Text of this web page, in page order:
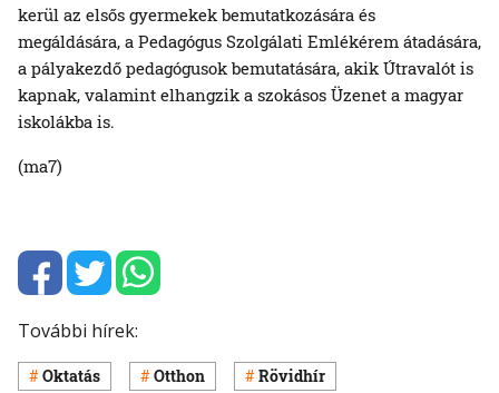
kerül az elsős gyermekek bemutatkozására és
megáldására, a Pedagógus Szolgálati Emlékérem átadására,
a pályakezdő pedagógusok bemutatására, akik Útravalót is
kapnak, valamint elhangzik a szokásos Üzenet a magyar
iskolákba is.
(ma7)
További hírek:
Oktatás Otthon Rövidhír